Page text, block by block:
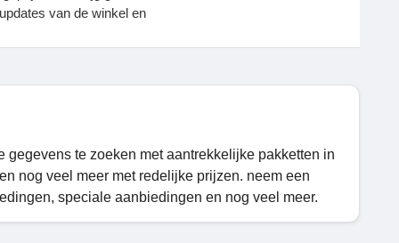
van de winkel en
te zoeken met aantrekkelijke pakketten in
nog veel meer met redelijke prijzen. neem een
speciale aanbiedingen en nog veel meer.